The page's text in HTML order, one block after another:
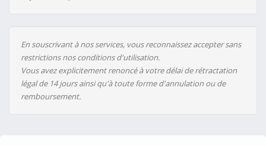
En souscrivant à nos services, vous reconnaissez accepter sans
restrictions nos conditions d'utilisation.
Vous avez explicitement renoncé à votre délai de rétractation
légal de 14 jours ainsi qu'à toute forme d'annulation ou de
remboursement.